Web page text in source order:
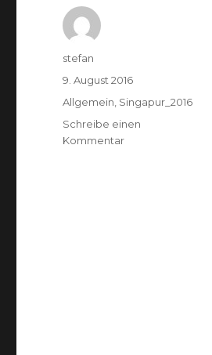
Autor
stefan
Veröffentlicht
am
9. August 2016
Kategorien
Allgemein Singapur_2016
Schreibe einen
Kommentarzu